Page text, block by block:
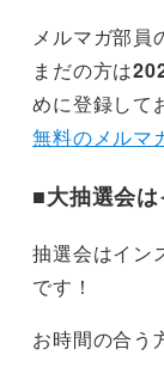
メルマガ部員
まだの方は
めに登録して
無料のメルマ
■大抽選会
抽選会はイン
です！
お時間の合う